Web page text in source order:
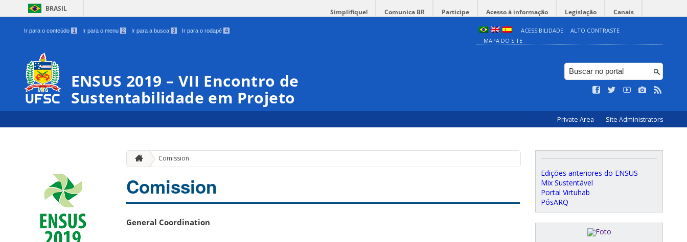
BRASIL Simplifique! Comunica BR Participe Acesso à informação Legislação Canais
Ir para o conteúdo 1 Ir para o menu 2 Ir para a busca 3 Ir para o rodapé 4 ACESSIBILIDADE
ALTO CONTRASTE
MAPA DO SITE
ENSUS 2019 – VII Encontro de
Sustentabilidade em Projeto
Private Area Site Administrators
Comission
Comission
General Coordination
Edições anteriores do ENSUS
Mix Sustentável
Portal Virtuhab
PósARQ